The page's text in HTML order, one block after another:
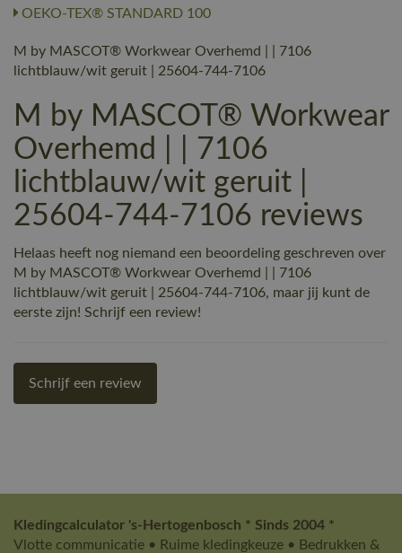
OEKO-TEX® STANDARD 100
M by MASCOT® Workwear Overhemd | | 7106
lichtblauw/wit geruit | 25604-744-7106
M by MASCOT® Workwear
Overhemd | | 7106
lichtblauw/wit geruit |
25604-744-7106 reviews
Helaas heeft nog niemand een beoordeling geschreven over
M by MASCOT® Workwear Overhemd | | 7106
lichtblauw/wit geruit | 25604-744-7106, maar jij kunt de
eerste zijn! Schrijf een review!
Schrijf een review
Kledingcalculator 's-Hertogenbosch * Sinds 2004 *
Vlotte communicatie • Ruime kledingkeuze • Bedrukken &